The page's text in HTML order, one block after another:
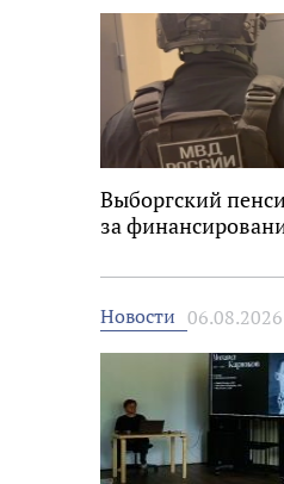
Выборгский
за
Новости